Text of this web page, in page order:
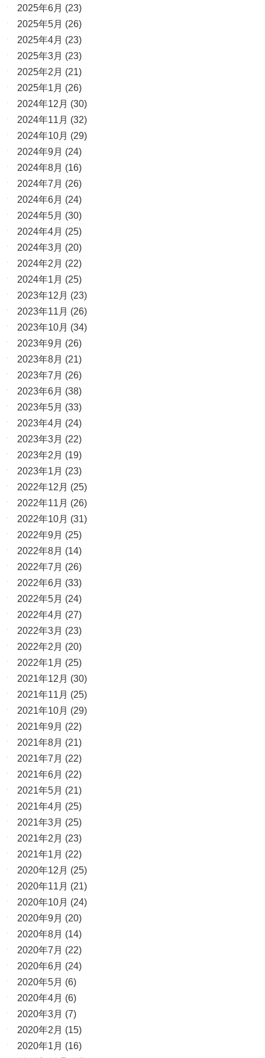
2025年6月 (23)
2025年5月 (26)
2025年4月 (23)
2025年3月 (23)
2025年2月 (21)
2025年1月 (26)
2024年12月 (30)
2024年11月 (32)
2024年10月 (29)
2024年9月 (24)
2024年8月 (16)
2024年7月 (26)
2024年6月 (24)
2024年5月 (30)
2024年4月 (25)
2024年3月 (20)
2024年2月 (22)
2024年1月 (25)
2023年12月 (23)
2023年11月 (26)
2023年10月 (34)
2023年9月 (26)
2023年8月 (21)
2023年7月 (26)
2023年6月 (38)
2023年5月 (33)
2023年4月 (24)
2023年3月 (22)
2023年2月 (19)
2023年1月 (23)
2022年12月 (25)
2022年11月 (26)
2022年10月 (31)
2022年9月 (25)
2022年8月 (14)
2022年7月 (26)
2022年6月 (33)
2022年5月 (24)
2022年4月 (27)
2022年3月 (23)
2022年2月 (20)
2022年1月 (25)
2021年12月 (30)
2021年11月 (25)
2021年10月 (29)
2021年9月 (22)
2021年8月 (21)
2021年7月 (22)
2021年6月 (22)
2021年5月 (21)
2021年4月 (25)
2021年3月 (25)
2021年2月 (23)
2021年1月 (22)
2020年12月 (25)
2020年11月 (21)
2020年10月 (24)
2020年9月 (20)
2020年8月 (14)
2020年7月 (22)
2020年6月 (24)
2020年5月 (6)
2020年4月 (6)
2020年3月 (7)
2020年2月 (15)
2020年1月 (16)